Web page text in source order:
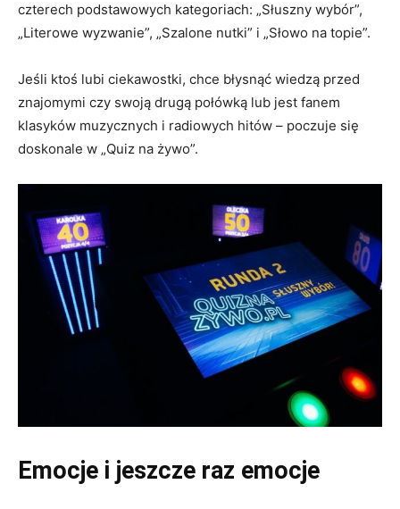
czterech podstawowych kategoriach: „Słuszny wybór”,
„Literowe wyzwanie”, „Szalone nutki” i „Słowo na topie”.
Jeśli ktoś lubi ciekawostki, chce błysnąć wiedzą przed
znajomymi czy swoją drugą połówką lub jest fanem
klasyków muzycznych i radiowych hitów – poczuje się
doskonale w „Quiz na żywo”.
Emocje i jeszcze raz emocje